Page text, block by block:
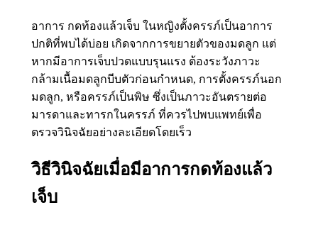
อาการ กดท้องแล้วเจ็บ ในหญิงตั้งครรภ์เป็นอาการ
ปกติที่พบได้บ่อย เกิดจากการขยายตัวของมดลูก แต่
หากมีอาการเจ็บปวดแบบรุนแรง ต้องระวังภาวะ
กล้ามเนื้อมดลูกบีบตัวก่อนกำหนด, การตั้งครรภ์นอก
มดลูก, หรือครรภ์เป็นพิษ ซึ่งเป็นภาวะอันตรายต่อ
มารดาและทารกในครรภ์ ที่ควรไปพบแพทย์เพื่อ
ตรวจวินิจฉัยอย่างละเอียดโดยเร็ว
วิธีวินิจฉัยเมื่อมีอาการกดท้องแล้ว
เจ็บ